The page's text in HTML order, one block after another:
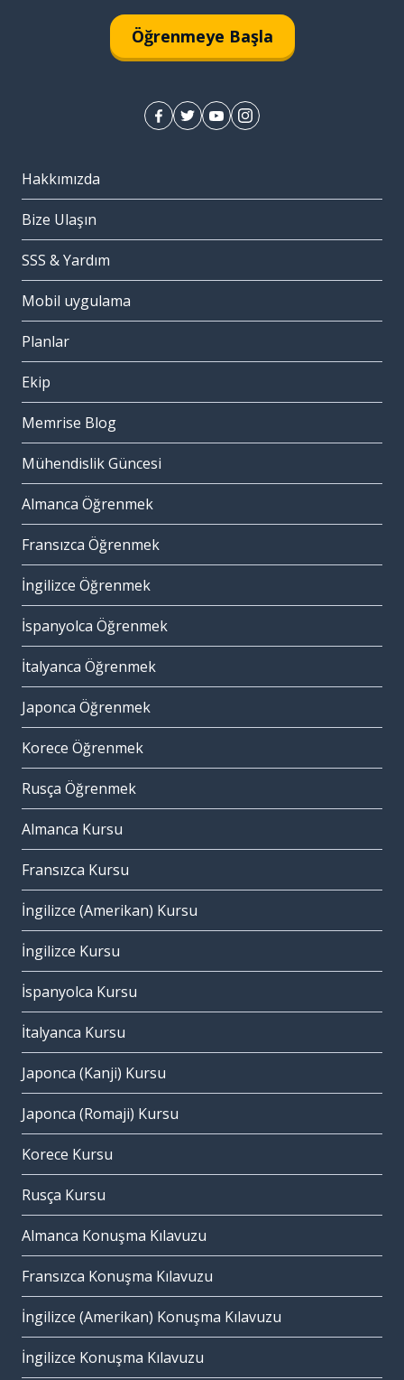
Öğrenmeye Başla
Hakkımızda
Bize Ulaşın
SSS & Yardım
Mobil uygulama
Planlar
Ekip
Memrise Blog
Mühendislik Güncesi
Almanca Öğrenmek
Fransızca Öğrenmek
İngilizce Öğrenmek
İspanyolca Öğrenmek
İtalyanca Öğrenmek
Japonca Öğrenmek
Korece Öğrenmek
Rusça Öğrenmek
Almanca Kursu
Fransızca Kursu
İngilizce (Amerikan) Kursu
İngilizce Kursu
İspanyolca Kursu
İtalyanca Kursu
Japonca (Kanji) Kursu
Japonca (Romaji) Kursu
Korece Kursu
Rusça Kursu
Almanca Konuşma Kılavuzu
Fransızca Konuşma Kılavuzu
İngilizce (Amerikan) Konuşma Kılavuzu
İngilizce Konuşma Kılavuzu